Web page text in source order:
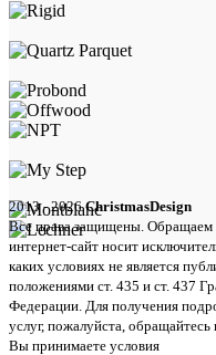
2013 - 2026ChristmasDesign
Все права защищены.
интернет-сайт носит
каких условиях не является
положениями ст. 435 и ст. 437
Федерации. Для получения
услуг, пожалуйста,
Вы принимаете условия